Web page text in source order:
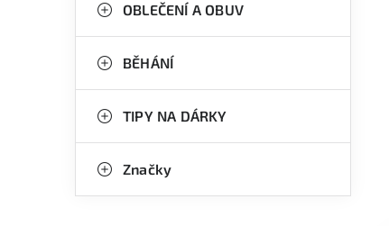
OBLEČENÍ A OBUV
BĚHÁNÍ
TIPY NA DÁRKY
Značky